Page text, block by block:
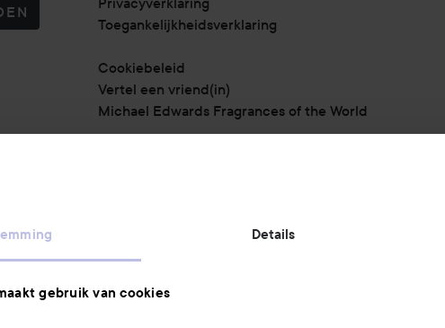
Details
gebruik van cookies
Toegankelijkheidsverklaring
Cookiebeleid
Vertel een vriend(in)
Michael Edwards Fragrances of the World
Verzendmethoden: